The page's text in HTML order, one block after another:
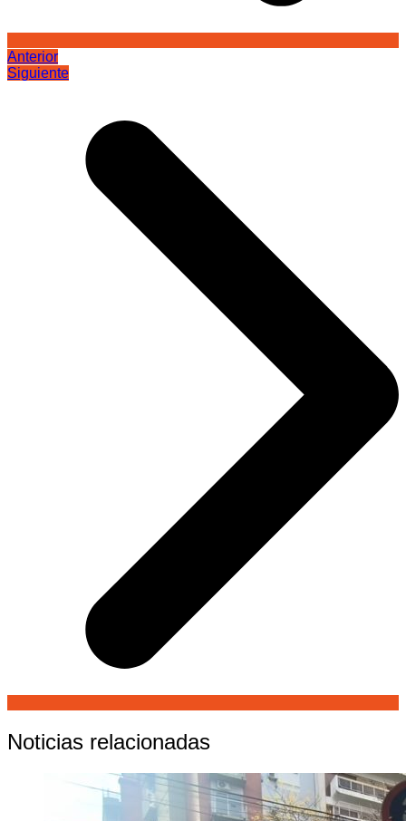
Anterior
Siguiente
Noticias relacionadas